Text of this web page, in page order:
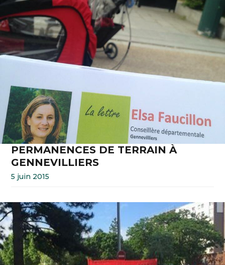
PERMANENCES DE TERRAIN À
GENNEVILLIERS
5 juin 2015